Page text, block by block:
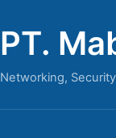
PT.
Networking,